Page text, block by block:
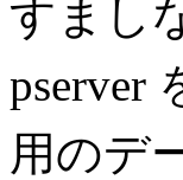
すまし
pserver
用のデ